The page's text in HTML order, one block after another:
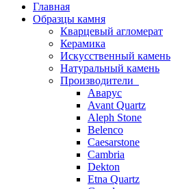
Главная
Образцы камня
Кварцевый агломерат
Керамика
Искусственный камень
Натуральный камень
Производители
Аварус
Avant Quartz
Aleph Stone
Belenco
Caesarstone
Cambria
Dekton
Etna Quartz